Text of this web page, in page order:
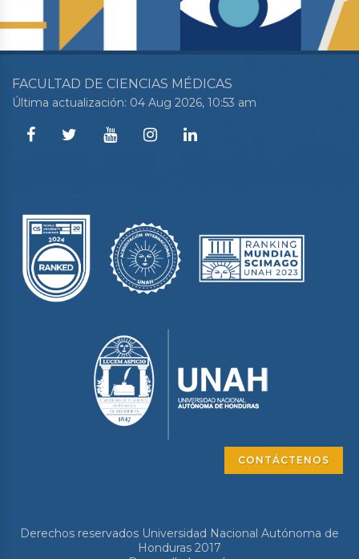
FACULTAD DE CIENCIAS MÉDICAS
Última actualización: 04 Aug 2026, 10:53 am
CONTÁCTENOS
Derechos reservados Universidad Nacional Autónoma de
Honduras 2017